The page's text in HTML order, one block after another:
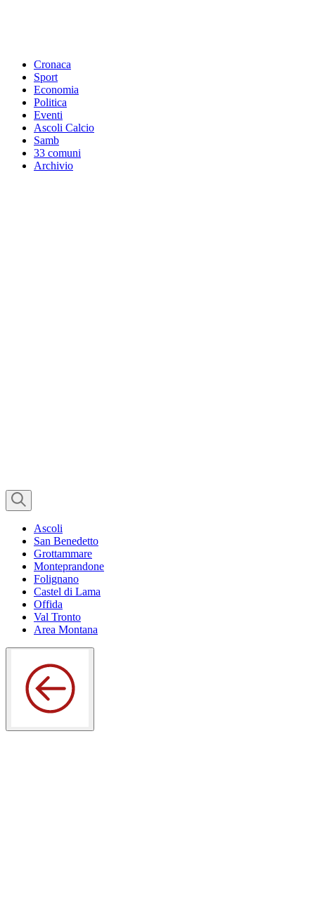
Cronaca
Sport
Economia
Politica
Eventi
Ascoli Calcio
Samb
33 comuni
Archivio
Ascoli
San Benedetto
Grottammare
Monteprandone
Folignano
Castel di Lama
Offida
Val Tronto
Area Montana